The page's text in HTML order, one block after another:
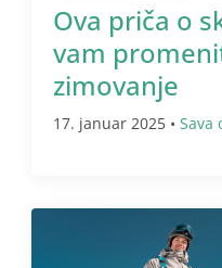
Ova priča o
vam
zimovanje
17. januar 2025 • Sava